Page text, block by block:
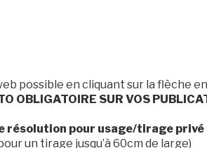
possible en cliquant sur la flèche
OBLIGATOIRE SUR VOS
résolution pour usage/tirage
un tirage jusqu’à 60cm de large)